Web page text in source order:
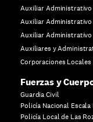
Auxiliar Administrativo
Auxiliar Administrativo
Auxiliar Administrativo
Auxiliares y
Corporaciones Locales
Fuerzas y
Guardia Civil
Policía Nacional Escala
Policía Local de Las